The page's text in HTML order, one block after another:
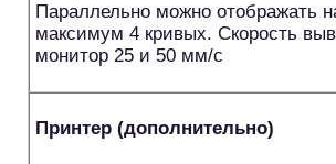
Параллельно можно отображать
максимум 4 кривых. Скорость
монитор 25 и 50 мм/с
Принтер (дополнительно)